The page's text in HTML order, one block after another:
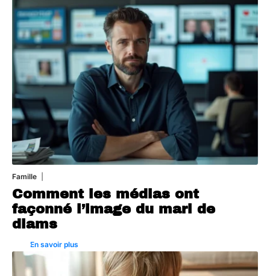
Famille
Comment les médias ont
façonné l’image du mari de
diams
En savoir plus